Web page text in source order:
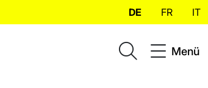
DE FR IT
Menü